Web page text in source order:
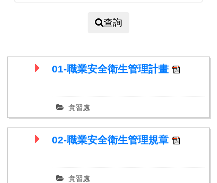
查詢
01-職業安全衛生管理計畫
實習處
02-職業安全衛生管理規章
實習處